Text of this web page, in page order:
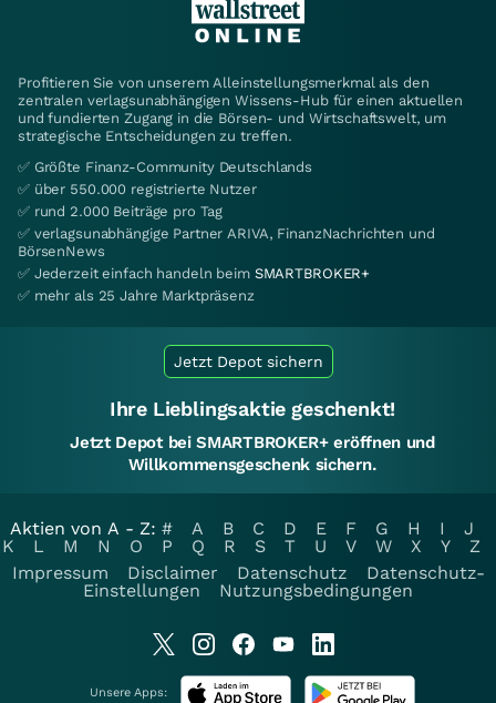
Profitieren Sie von unserem Alleinstellungsmerkmal als den
zentralen verlagsunabhängigen Wissens-Hub für einen aktuellen
und fundierten Zugang in die Börsen- und Wirtschaftswelt, um
strategische Entscheidungen zu treffen.
✅ Größte Finanz-Community Deutschlands
✅ über 550.000 registrierte Nutzer
✅ rund 2.000 Beiträge pro Tag
✅ verlagsunabhängige Partner ARIVA, FinanzNachrichten und
BörsenNews
✅ Jederzeit einfach handeln beim SMARTBROKER+
✅ mehr als 25 Jahre Marktpräsenz
Jetzt Depot sichern
Ihre Lieblingsaktie geschenkt!
Jetzt Depot bei SMARTBROKER+ eröffnen und
Willkommensgeschenk sichern.
Aktien von A - Z: # A B C D E F G H I
J
K
L M N O P Q R S T U V W X Y
Z
Impressum
Disclaimer Datenschutz
Datenschutz-
Einstellungen
Nutzungsbedingungen
Unsere Apps: